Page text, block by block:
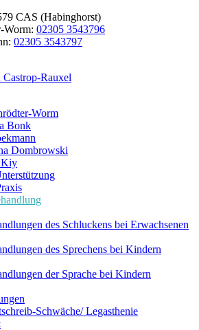
CAS (Habinghorst)
Worm: 02305 3543796
02305 3543797
Rauxel
Worm
Bonk
Dombrowski
Kiy
des Schluckens bei Erwachsenen
des Sprechens bei Kindern
der Sprache bei Kindern
Schwäche/ Legasthenie